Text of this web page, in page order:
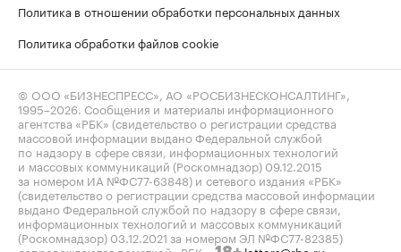
Политика в отношении обработки персональных данных
Политика обработки файлов cookie
© ООО «БИЗНЕСПРЕСС», АО «РОСБИЗНЕСКОНСАЛТИНГ»,
1995–2026 . Сообщения и материалы информационного
агентства «РБК» (свидетельство о регистрации средства
массовой информации выдано Федеральной службой
по надзору в сфере связи, информационных технологий
и массовых коммуникаций (Роскомнадзор) 09.12.2015
за номером ИА №ФС77-63848) и сетевого издания «РБК»
(свидетельство о регистрации средства массовой информации
выдано Федеральной службой по надзору в сфере связи,
информационных технологий и массовых коммуникаций
(Роскомнадзор) 03.12.2021 за номером ЭЛ №ФС77-82385)